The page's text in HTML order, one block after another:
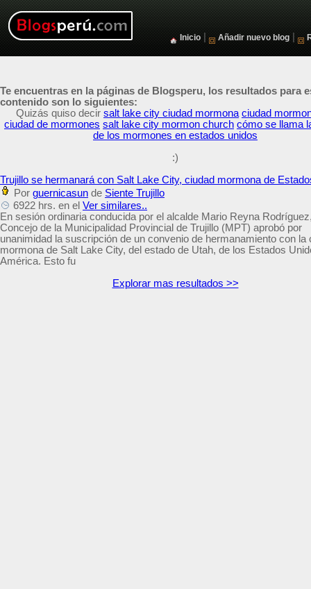
Inicio Añadir nuevo blog
Te encuentras en la páginas de Blogsperu, los resultados para
contenido son lo siguientes:
Quizás quiso decir salt lake city ciudad mormona ciudad
ciudad de mormones salt lake city mormon church cómo se llama
de los mormones en estados unidos
:)
Trujillo se hermanará con Salt Lake City, ciudad mormona de
Por guernicasun de Siente Trujillo
6922 hrs. en el Ver similares..
En sesión ordinaria conducida por el alcalde Mario Reyna
Concejo de la Municipalidad Provincial de Trujillo (MPT) aprobó por
unanimidad la suscripción de un convenio de hermanamiento con la
mormona de Salt Lake City, del estado de Utah, de los Estados
América. Esto fu
Explorar mas resultados >>